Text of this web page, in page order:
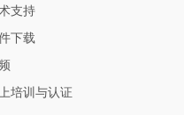
支持
下载
培训与认证